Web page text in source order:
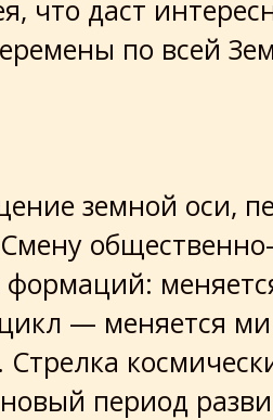
что даст
по всей
земной оси,
общественно-
формаций:
— меняется
Стрелка
период